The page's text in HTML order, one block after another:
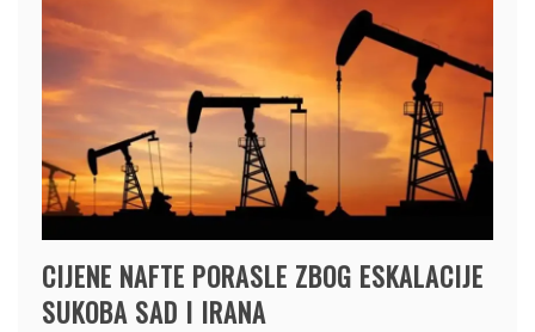
CIJENE NAFTE PORASLE ZBOG ESKALACIJE
SUKOBA SAD I IRANA